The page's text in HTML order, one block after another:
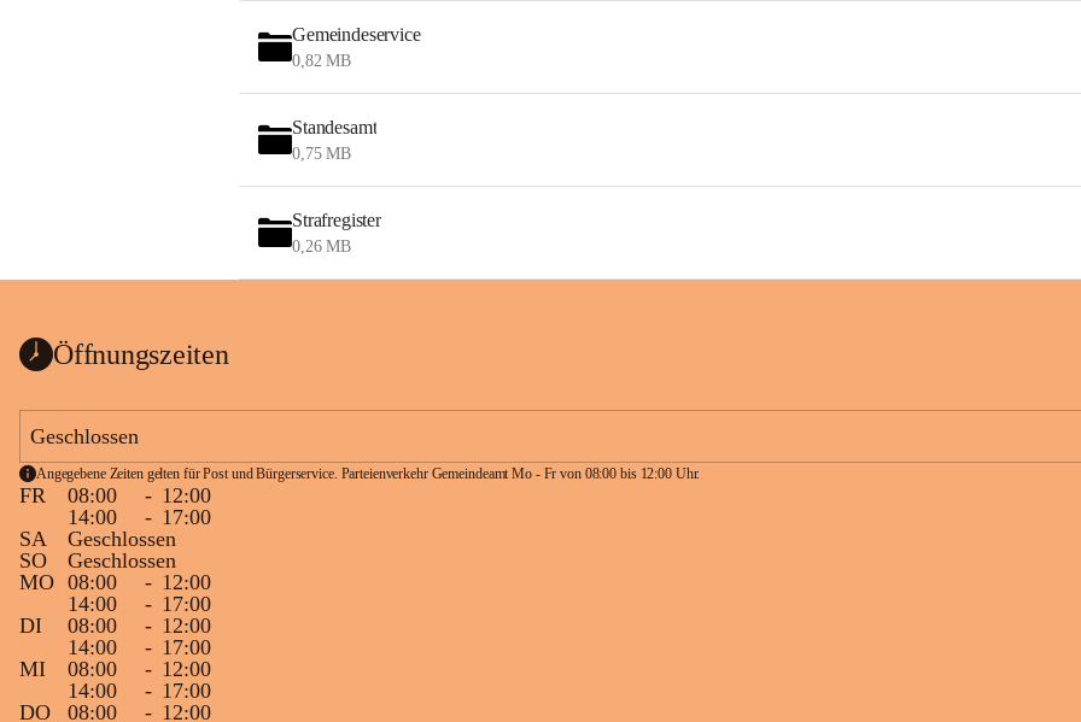
Gemeindeservice
0,82 MB
Standesamt
0,75 MB
Strafregister
0,26 MB
Öffnungszeiten
Geschlossen
Angegebene Zeiten gelten für Post und Bürgerservice. Parteienverkehr Gemeindeamt Mo - Fr von 08:00 bis 12:00 Uhr.
FR 08:00 - 12:00
14:00
- 17:00
SA
Geschlossen
SO
Geschlossen
MO 08:00 - 12:00
14:00
- 17:00
DI
08:00 - 12:00
14:00
- 17:00
MI
08:00 - 12:00
14:00
- 17:00
DO
08:00 - 12:00